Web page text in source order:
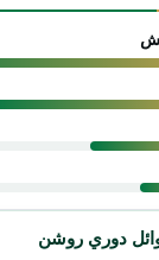
دوري روشن